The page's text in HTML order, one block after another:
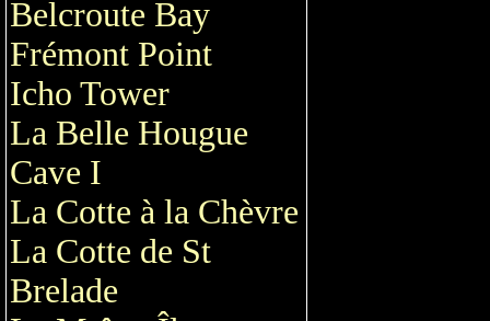
Belcroute Bay
Frémont Point
Icho Tower
La Belle Hougue
Cave I
La Cotte à la Chèvre
La Cotte de St
Brelade